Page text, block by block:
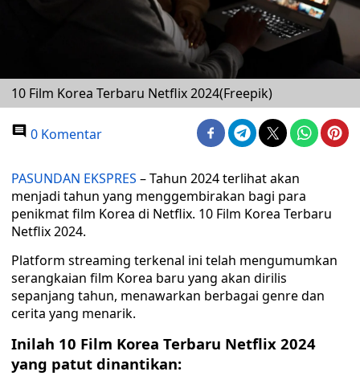
10 Film Korea Terbaru Netflix 2024(Freepik)
0 Komentar
PASUNDAN EKSPRES – Tahun 2024 terlihat akan
menjadi tahun yang menggembirakan bagi para
penikmat film Korea di Netflix. 10 Film Korea Terbaru
Netflix 2024.
Platform streaming terkenal ini telah mengumumkan
serangkaian film Korea baru yang akan dirilis
sepanjang tahun, menawarkan berbagai genre dan
cerita yang menarik.
Inilah 10 Film Korea Terbaru Netflix 2024
yang patut dinantikan: